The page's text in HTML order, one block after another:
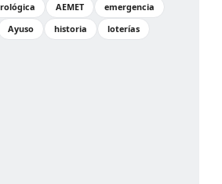
AEMET
emergencia
Ayuso historia
loterías